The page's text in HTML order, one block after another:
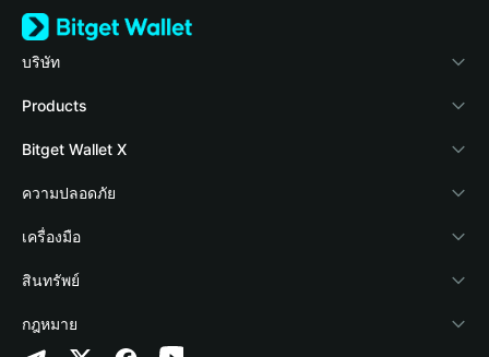
บริษัท
เกี่ยวกับ Bitget Wallet
Blog
Academy
ข่าวสารด้านคริปโต
ศูนย์ช่วยเหลือ
ติดต่อเรา
Products
Crypto Card
Stablecoin Earn
Payfi Crypto
Crypto Swap API
Altcoin Season Index
Bitget Wallet X
นักพัฒนา
เชื่อมต่อ Wallet
Bitget Wallet Pay
ลิสต์โปรเจกต์
ความปลอดภัย
Protection Fund
เทคโนโลยีความปลอดภัย
เครื่องมือ
ซื้อคริปโต
การตรวจจับการอนุญาต
สินทรัพย์
Arbitrum
กฎหมาย